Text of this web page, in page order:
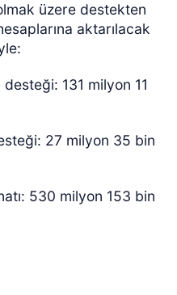
üzere destekten
aktarılacak
desteği: 131 milyon 11
27 milyon 35 bin
530 milyon 153 bin